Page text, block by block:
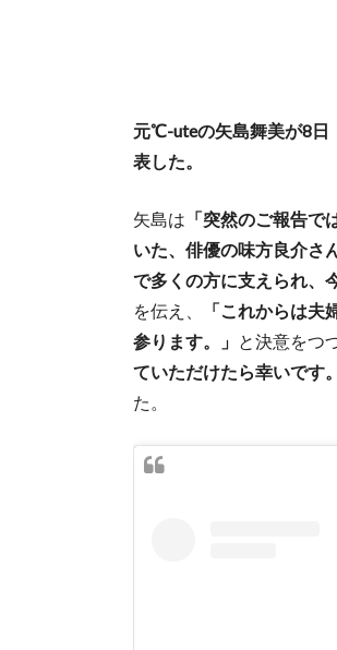
元℃-uteの矢島舞美が8日
表した。
矢島は 「突然のご報告
いた、俳優の味方良介さ
で多くの方に支えられ、
を伝え、
「これからは
参ります。」 と決意をつ
ていただけたら幸いです
た。